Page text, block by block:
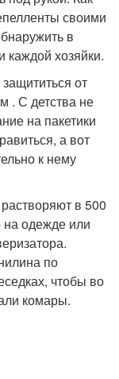
своими
в
каждой хозяйки.
от
. С детства не
на пакетики
а вот
к нему
в 500
на одежде или
по
чтобы во
комары.